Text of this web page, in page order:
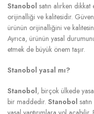
Stanobol satın alırken
orijinalliği ve kalitesidir.
ürünün orijinalliğini ve
Ayrıca, ürünün yasal
etmek de büyük önem taşır.
Stanobol yasal mı?
Stanobol, birçok ülkede
bir maddedir. Stanobol